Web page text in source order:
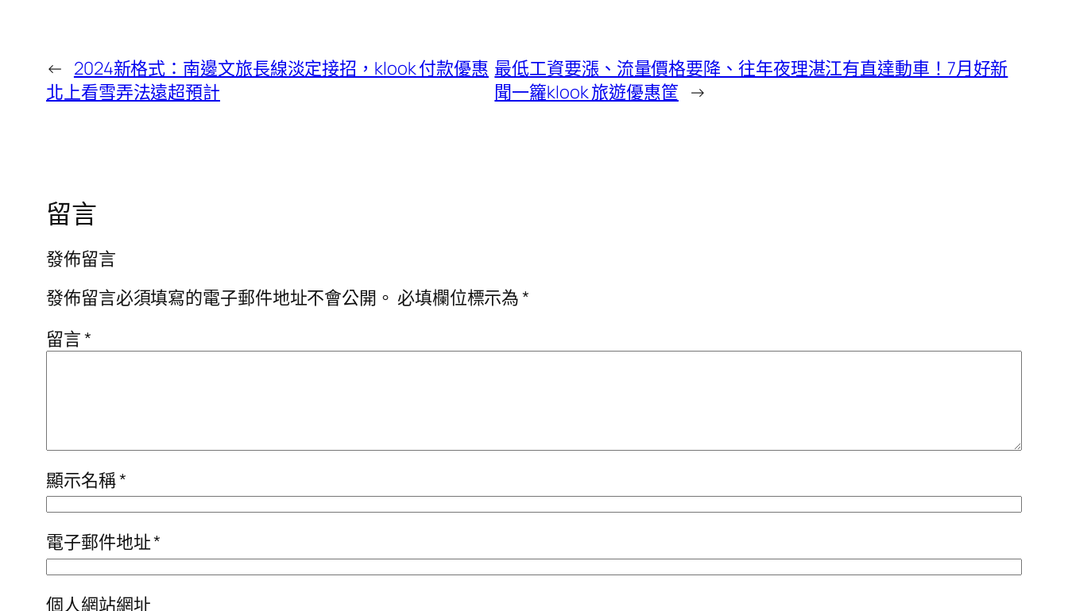
← 2024新格式：南邊文旅長線淡定接招，klook 付款優惠
北上看雪弄法遠超預計
最低工資要漲、流量價格要降、往年夜理湛江有直達動車！7月好新
聞一籮klook 旅遊優惠筐 →
留言
發佈留言
發佈留言必須填寫的電子郵件地址不會公開。 必填欄位標示為*
留言*
顯示名稱*
電子郵件地址*
個人網站網址